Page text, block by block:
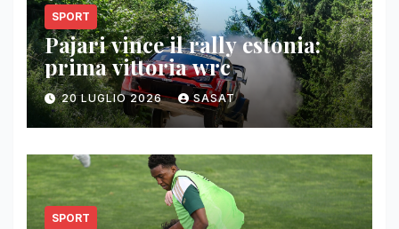
SPORT
Pajari vince il rally estonia:
prima vittoria wrc
20 LUGLIO 2026 SASAT
SPORT